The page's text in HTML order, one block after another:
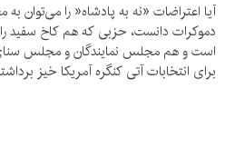
آیا اعتراضات «نه به پادشاه« را می‌توان
دموکرات دانست، حزبی که هم کاخ سفید
است و هم مجلس نمایندگان و مجلس سنای
برای انتخابات آتی کنگره آمریکا خیز